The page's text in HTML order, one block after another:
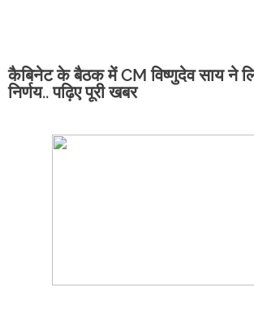
कैबिनेट के बैठक में CM विष्णुदेव साय ने
निर्णय.. पढ़िए पूरी खबर